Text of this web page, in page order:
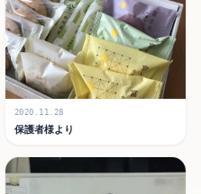
2020.11.28
保護者様より